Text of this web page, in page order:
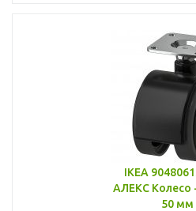
IKEA
АЛЕКС Колесо
50 мм